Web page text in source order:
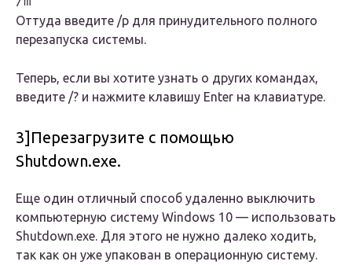
Оттуда введите /р для принудительного полного
перезапуска системы.
Теперь, если вы хотите узнать о других командах,
введите /? и нажмите клавишу Enter на клавиатуре.
3]Перезагрузите с помощью
Shutdown.exe.
Еще один отличный способ удаленно выключить
компьютерную систему Windows 10 — использовать
Shutdown.exe. Для этого не нужно далеко ходить,
так как он уже упакован в операционную систему.